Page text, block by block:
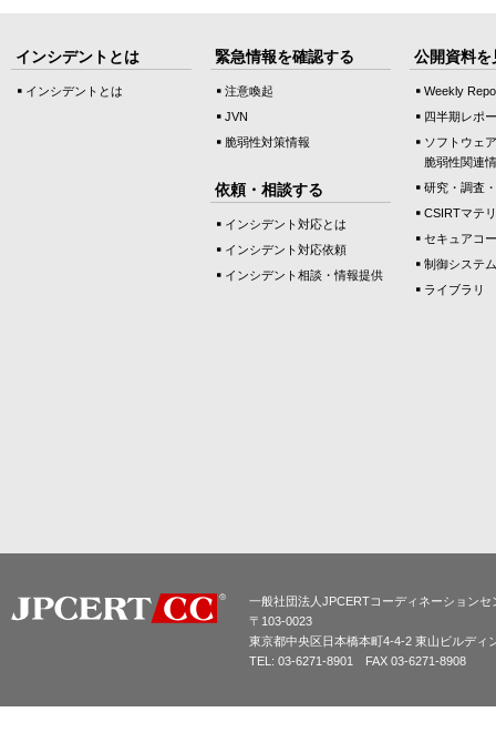
インシデントとは
インシデントとは
緊急情報を確認する
注意喚起
JVN
脆弱性対策情報
依頼・相談する
インシデント対応とは
インシデント対応依頼
インシデント相談・情報提供
公開資料を
Weekly
四半期レポ
ソフトウェ
脆弱性関連
研究・調査
CSIRTマテ
セキュアコ
制御システ
ライブラリ
一般社団法人JPCERTコーディネーションセ
〒103-0023
東京都中央区日本橋本町4-4-2 東山ビルディ
TEL: 03-6271-8901 FAX 03-6271-8908